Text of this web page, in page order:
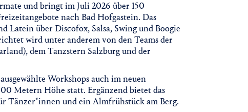
und bringt im Juli 2026 über 150
nach Bad Hofgastein. Das
Latein über Discofox, Salsa, Swing und Boogie
wird unter anderem von den Teams der
dem Tanzstern Salzburg und der
Workshops auch im neuen
Metern Höhe statt. Ergänzend bietet das
Tänzer*innen und ein Almfrühstück am Berg.